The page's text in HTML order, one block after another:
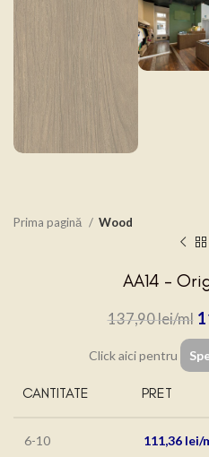
Prima pagină Wood
AA14 –
137,90lei
Click aici pentru
CANTITATE PRET
6-10 111,36 lei